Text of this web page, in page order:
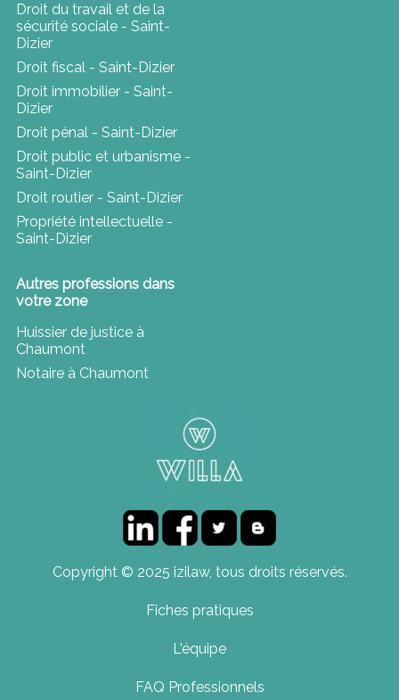
Droit du travail et de la
sécurité sociale - Saint-
Dizier
Droit fiscal - Saint-Dizier
Droit immobilier - Saint-
Dizier
Droit pénal - Saint-Dizier
Droit public et urbanisme -
Saint-Dizier
Droit routier - Saint-Dizier
Propriété intellectuelle -
Saint-Dizier
Autres professions dans
votre zone
Huissier de justice à
Chaumont
Notaire à Chaumont
Copyright © 2025 izilaw, tous droits réservés.
Fiches pratiques
L'équipe
FAQ Professionnels